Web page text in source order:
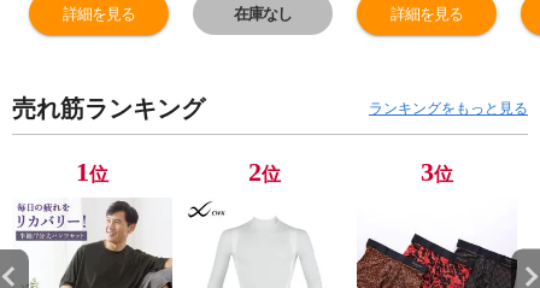
ップアップ ガー
ドル パンツ 大き
詳細を見る
ップアップ ガー
ドル パンツ 大き
在庫なし
ップアップ ガー
ドル パンツ 大き
詳細を見る
売れ筋ランキング ランキングをもっと見る
1位 2位 3位